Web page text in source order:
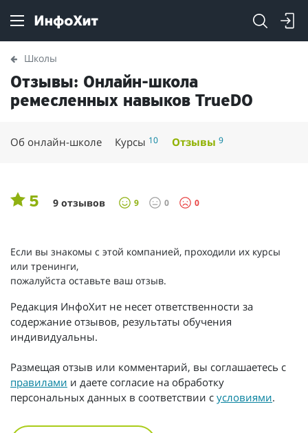
Школы
Отзывы: Онлайн-школа
ремесленных навыков TrueDO
Об онлайн-школе Курсы 10 Отзывы 9
5 9 отзывов 9 0 0
Если вы знакомы с этой компанией, проходили их курсы
или тренинги,
пожалуйста оставьте ваш отзыв.
Редакция ИнфоХит не несет ответственности за
содержание отзывов, результаты обучения
индивидуальны.
Размещая отзыв или комментарий, вы соглашаетесь с
правилами и даете согласие на обработку
персональных данных в соответствии с условиями.